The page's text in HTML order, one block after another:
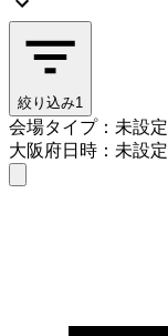
絞り込み1
会場タイプ：未設定
大阪府日時：未設定